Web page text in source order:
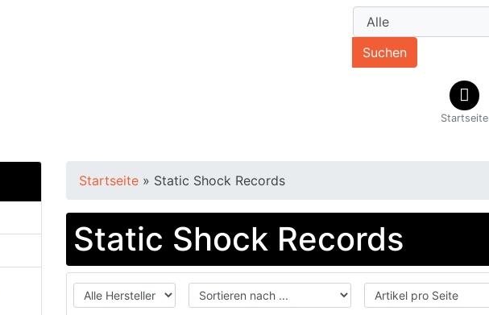
Suchen
Startseite
Startseite » Static Shock Records
Static Shock Records